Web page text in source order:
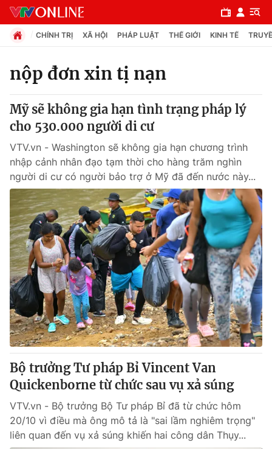
Chuyên mục
Chính trị
Xã hội
Pháp luật
Y tế
Thế giới
Tin tức
Thế giới đó đây
Câu chuyện quốc tế
Kinh tế
Tài chính
Thị trường
Góc doanh nghiệp
Dữ liệu và đời sống
Truyền hình
Phim VTV
Hậu trường
Nhân vật
Giải trí
Điện ảnh
Đời sống
CHÍNH TRỊ XÃ HỘI PHÁP LUẬT THẾ GIỚI KINH TẾ
nộp đơn xin tị nạn
Mỹ sẽ không gia hạn tình trạng pháp lý
cho 530.000 người di cư
VTV.vn - Washington sẽ không gia hạn chương trình
nhập cảnh nhân đạo tạm thời cho hàng trăm nghìn
người di cư có người bảo trợ ở Mỹ đã đến nước này...
Bộ trưởng Tư pháp Bỉ Vincent Van
Quickenborne từ chức sau vụ xả súng
VTV.vn - Bộ trưởng Bộ Tư pháp Bỉ đã từ chức hôm
20/10 vì điều mà ông mô tả là "sai lầm nghiêm trọng"
liên quan đến vụ xả súng khiến hai công dân Thụy...